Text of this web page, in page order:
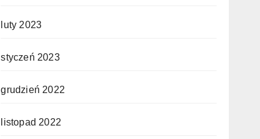
luty 2023
styczeń 2023
grudzień 2022
listopad 2022